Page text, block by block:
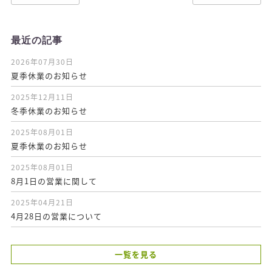
最近の記事
2026年07月30日
夏季休業のお知らせ
2025年12月11日
冬季休業のお知らせ
2025年08月01日
夏季休業のお知らせ
2025年08月01日
8月1日の営業に関して
2025年04月21日
4月28日の営業について
一覧を見る